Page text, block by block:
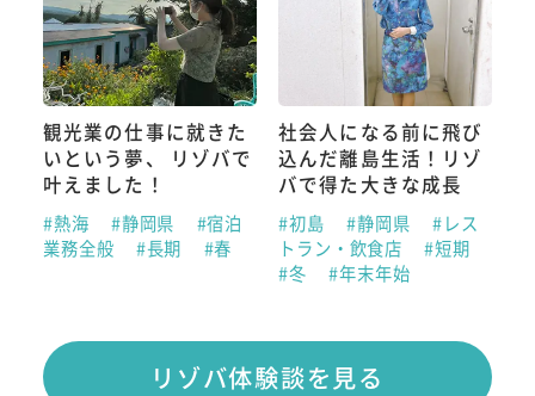
観光業の仕事に就きた
いという夢、 リゾバで
叶えました！
#熱海 #静岡県
#宿泊
業務全般
#長期 #春
社会人になる前に飛び
込んだ離島生活！リゾ
バで得た大きな成長
#初島 #静岡県
#レス
トラン・飲食店
#短期
#冬
#年末年始
リゾバ体験談を見る